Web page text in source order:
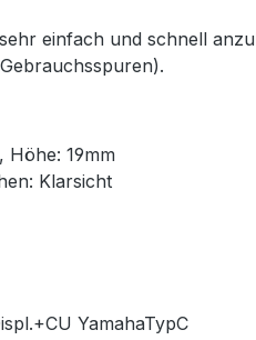
einfach und schnell
Höhe: 19mm
Klarsicht
YamahaTypC